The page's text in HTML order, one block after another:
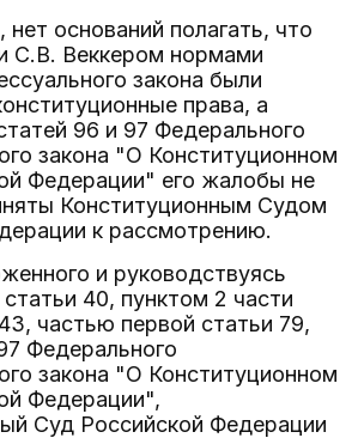
оснований полагать, что
С.В. Веккером нормами
закона были
права, а
96 и 97 Федерального
закона "О Конституционном
Федерации" его жалобы не
Конституционным Судом
к рассмотрению.
и руководствуясь
40, пунктом 2 части
частью первой статьи 79,
Федерального
закона "О Конституционном
Федерации",
Суд Российской Федерации